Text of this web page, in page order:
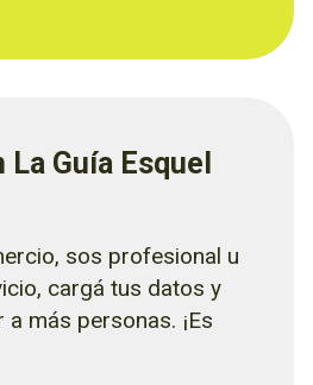
Guía Esquel
sos profesional u
cargá tus datos y
más personas. ¡Es